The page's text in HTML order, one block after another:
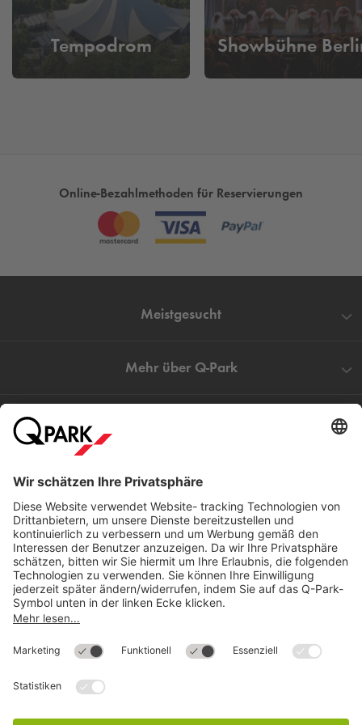
Tempodrom Showbühne
Online-Bezahlmethoden für Reservierungen
Meistgesucht
Mehr über Q-Park
Direkt zum
Download
Cookie Informationen
©